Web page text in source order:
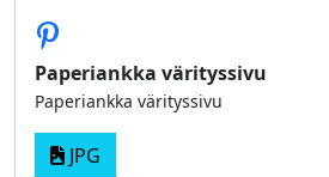
Paperiankka värityssivu
Paperiankka värityssivu
JPG